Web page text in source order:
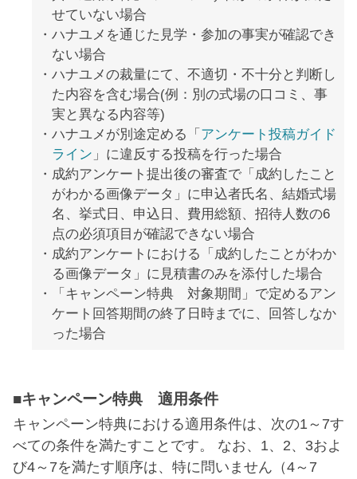
せていない場合
ハナユメを通じた見学・参加の事実が確認でき
ない場合
ハナユメの裁量にて、不適切・不十分と判断し
た内容を含む場合(例：別の式場の口コミ、事
実と異なる内容等)
ハナユメが別途定める「 アンケート投稿ガイド
ライン 」に違反する投稿を行った場合
成約アンケート提出後の審査で「成約したこと
がわかる画像データ」に申込者氏名、結婚式場
名、挙式日、申込日、費用総額、招待人数の6
点の必須項目が確認できない場合
成約アンケートにおける「成約したことがわか
る画像データ」に見積書のみを添付した場合
「キャンペーン特典 対象期間」で定めるアン
ケート回答期間の終了日時までに、回答しなか
った場合
■キャンペーン特典 適用条件
キャンペーン特典における適用条件は、次の1～7す
べての条件を満たすことです。 なお、1、2、3およ
び4～7を満たす順序は、特に問いません（4～7